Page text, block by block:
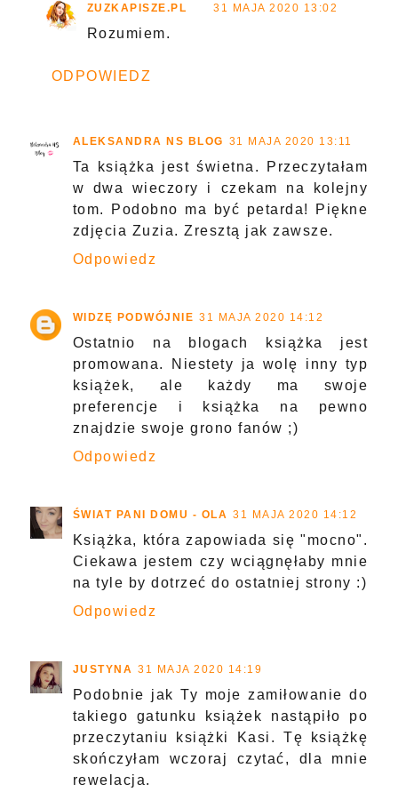
ZUZKAPISZE.PL 31 MAJA 2020 13:02
Rozumiem.
ODPOWIEDZ
ALEKSANDRA NS BLOG 31 MAJA 2020 13:11
Ta książka jest świetna. Przeczytałam
w dwa wieczory i czekam na kolejny
tom. Podobno ma być petarda! Piękne
zdjęcia Zuzia. Zresztą jak zawsze.
Odpowiedz
WIDZĘ PODWÓJNIE 31 MAJA 2020 14:12
Ostatnio na blogach książka jest
promowana. Niestety ja wolę inny typ
książek, ale każdy ma swoje
preferencje i książka na pewno
znajdzie swoje grono fanów ;)
Odpowiedz
ŚWIAT PANI DOMU - OLA 31 MAJA 2020 14:12
Książka, która zapowiada się "mocno".
Ciekawa jestem czy wciągnęłaby mnie
na tyle by dotrzeć do ostatniej strony :)
Odpowiedz
JUSTYNA 31 MAJA 2020 14:19
Podobnie jak Ty moje zamiłowanie do
takiego gatunku książek nastąpiło po
przeczytaniu książki Kasi. Tę książkę
skończyłam wczoraj czytać, dla mnie
rewelacja.